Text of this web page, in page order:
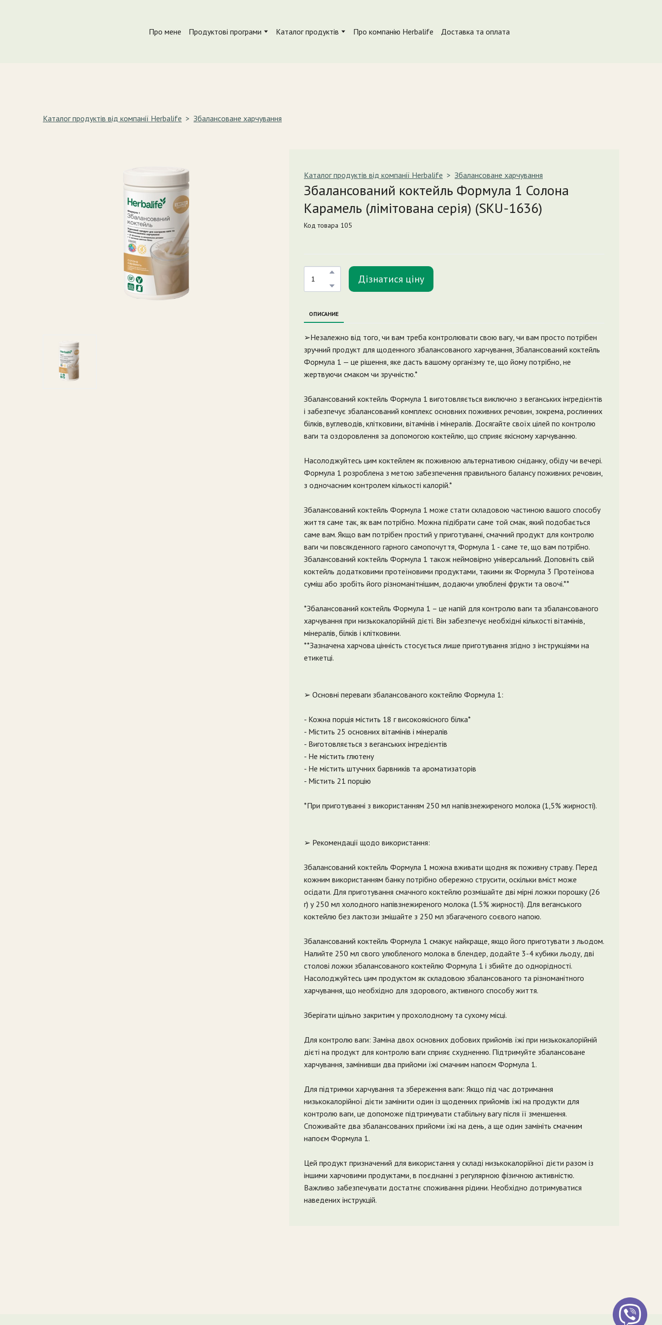
Про мене Продуктові програми Каталог продуктів Про компанію Herbalife Доставка та оплата
Каталог продуктів від компанії Herbalife Збалансоване харчування
Каталог продуктів від компанії Herbalife Збалансоване харчування
Збалансований коктейль Формула 1 Солона
Карамель (лімітована серія) (SKU-1636)
Код товара 105
Дізнатися ціну
ОПИСАНИЕ
➢Незалежно від того, чи вам треба контролювати свою вагу, чи вам просто потрібен
зручний продукт для щоденного збалансованого харчування, Збалансований коктейль
Формула 1 — це рішення, яке дасть вашому організму те, що йому потрібно, не
жертвуючи смаком чи зручністю.*
Збалансований коктейль Формула 1 виготовляється виключно з веганських інгредієнтів
і забезпечує збалансований комплекс основних поживних речовин, зокрема, рослинних
білків, вуглеводів, клітковини, вітамінів і мінералів. Досягайте своїх цілей по контролю
ваги та оздоровлення за допомогою коктейлю, що сприяє якісному харчуванню.
Насолоджуйтесь цим коктейлем як поживною альтернативою сніданку, обіду чи вечері.
Формула 1 розробленa з метою забезпечення правильного балансу поживних речовин,
з одночасним контролем кількості калорій.*
Збалансований коктейль Формула 1 може стати складовою частиною вашого способу
життя саме так, як вам потрібно. Можна підібрати саме той смак, який подобається
саме вам. Якщо вам потрібен простий у приготуванні, смачний продукт для контролю
ваги чи повсякденного гарного самопочуття, Формула 1 - саме те, що вам потрібно.
Збалансований коктейль Формула 1 також неймовірно універсальний. Доповніть свій
коктейль додатковими протеїновими продуктами, такими як Формула 3 Протеїнова
суміш або зробіть його різноманітнішим, додаючи улюблені фрукти та овочі.**
*Збалансований коктейль Формула 1 – це напій для контролю ваги та збалансованого
харчування при низькокалорійній дієті. Він забезпечує необхідні кількості вітамінів,
мінералів, білків і клітковини.
**Зазначена харчова цінність стосується лише приготування згідно з інструкціями на
етикетці.
➢ Основні переваги збалансованого коктейлю Формула 1:
- Кожна порція містить 18 г високоякісного білка*
- Містить 25 основних вітамінів і мінералів
- Виготовляється з веганських інгредієнтів
- Не містить глютену
- Не містить штучних барвників та ароматизаторів
- Містить 21 порцію
*При приготуванні з використанням 250 мл напівзнежиреного молока (1,5% жирності).
➢ Рекомендації щодо використання:
Збалансований коктейль Формула 1 можна вживати щодня як поживну страву. Перед
кожним використанням банку потрібно обережно струсити, оскільки вміст може
осідати. Для приготування смачного коктейлю розмішайте дві мірні ложки порошку (26
г) у 250 мл холодного напівзнежиреного молока (1.5% жирності). Для веганського
коктейлю без лактози змішайте з 250 мл збагаченого соєвого напою.
Збалансований коктейль Формула 1 смакує найкраще, якщо його приготувати з льодом.
Налийте 250 мл свого улюбленого молока в блендер, додайте 3-4 кубики льоду, дві
столові ложки збалансованого коктейлю Формула 1 і збийте до однорідності.
Насолоджуйтесь цим продуктом як складовою збалансованого та різноманітного
харчування, що необхідно для здорового, активного способу життя.
Зберігати щільно закритим у прохолодному та сухому місці.
Для контролю ваги: Заміна двох основних добових прийомів їжі при низькокалорійній
дієті на продукт для контролю ваги сприяє схудненню. Підтримуйте збалансоване
харчування, замінивши два прийоми їжі смачним напоєм Формула 1.
Для підтримки харчування та збереження ваги: Якщо під час дотримання
низькокалорійної дієти замінити один із щоденних прийомів їжі на продукти для
контролю ваги, це допоможе підтримувати стабільну вагу після її зменшення.
Споживайте два збалансованих прийоми їжі на день, а ще один замініть смачним
напоєм Формула 1.
Цей продукт призначений для використання у складі низькокалорійної дієти разом із
іншими харчовими продуктами, в поєднанні з регулярною фізичною активністю.
Важливо забезпечувати достатнє споживання рідини. Необхідно дотримуватися
наведених інструкцій.